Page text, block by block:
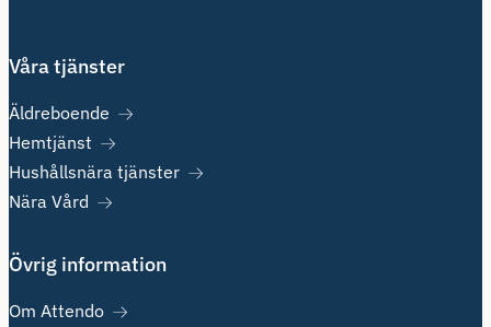
Våra tjänster
Äldreboende
Hemtjänst
Hushållsnära tjänster
Nära Vård
Övrig information
Om Attendo